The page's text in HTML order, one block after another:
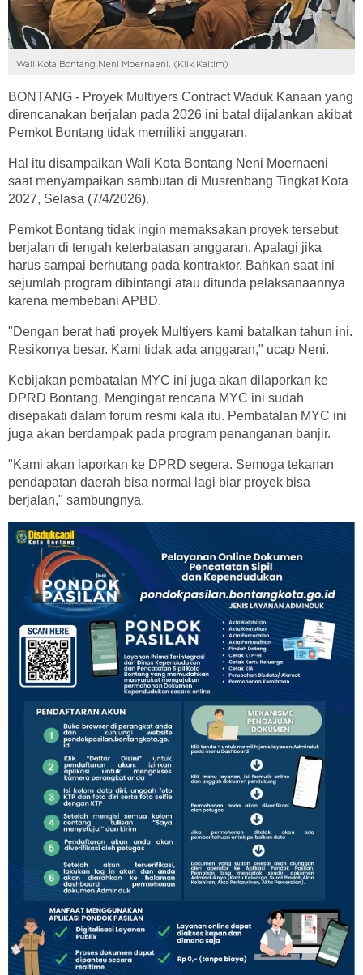
Wali Kota Bontang Neni Moernaeni. (Klik Kaltim)
BONTANG - Proyek Multiyers Contract Waduk Kanaan yang
direncanakan berjalan pada 2026 ini batal dijalankan akibat
Pemkot Bontang tidak memiliki anggaran.
Hal itu disampaikan Wali Kota Bontang Neni Moernaeni
saat menyampaikan sambutan di Musrenbang Tingkat Kota
2027, Selasa (7/4/2026).
Pemkot Bontang tidak ingin memaksakan proyek tersebut
berjalan di tengah keterbatasan anggaran. Apalagi jika
harus sampai berhutang pada kontraktor. Bahkan saat ini
sejumlah program dibintangi atau ditunda pelaksanaannya
karena membebani APBD.
"Dengan berat hati proyek Multiyers kami batalkan tahun ini.
Resikonya besar. Kami tidak ada anggaran," ucap Neni.
Kebijakan pembatalan MYC ini juga akan dilaporkan ke
DPRD Bontang. Mengingat rencana MYC ini sudah
disepakati dalam forum resmi kala itu. Pembatalan MYC ini
juga akan berdampak pada program penanganan banjir.
"Kami akan laporkan ke DPRD segera. Semoga tekanan
pendapatan daerah bisa normal lagi biar proyek bisa
berjalan," sambungnya.